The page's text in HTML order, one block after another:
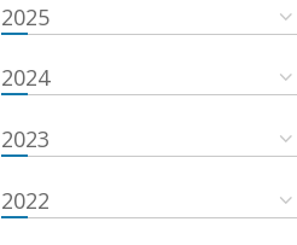
2025
2024
2023
2022